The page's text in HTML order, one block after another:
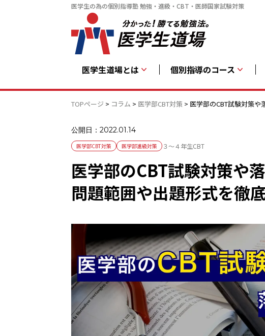
医学生の為の個別指導塾 勉強・進級・CBT・医師国家試験対策
医学生道場とは 個別指導のコース
TOPページ > コラム > 医学部CBT対策 > 医学部のCBT試験対策や
公開日：2022.01.14
医学部CBT対策 医学部進級対策 ３～４年生CBT
医学部のCBT試験対策や
問題範囲や出題形式を徹